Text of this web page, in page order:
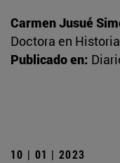
Carmen Jusué
Doctora en Historia
Publicado en:
10 | 01 | 2023